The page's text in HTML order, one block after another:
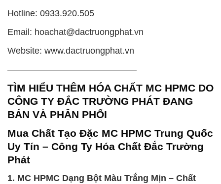
Hotline: 0933.920.505
Email: hoachat@dactruongphat.vn
Website: www.dactruongphat.vn
——————————————–
TÌM HIỂU THÊM HÓA CHẤT MC HPMC DO
CÔNG TY ĐẮC TRƯỜNG PHÁT ĐANG
BÁN VÀ PHÂN PHỐI
Mua Chất Tạo Đặc MC HPMC Trung Quốc
Uy Tín – Công Ty Hóa Chất Đắc Trường
Phát
1. MC HPMC Dạng Bột Màu Trắng Mịn – Chất